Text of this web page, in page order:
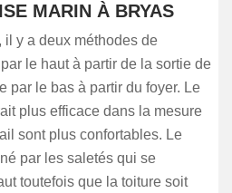
MARIN À BRYAS
y a deux méthodes de
le haut à partir de la sortie de
par le bas à partir du foyer. Le
plus efficace dans la mesure
sont plus confortables. Le
par les saletés qui se
toutefois que la toiture soit